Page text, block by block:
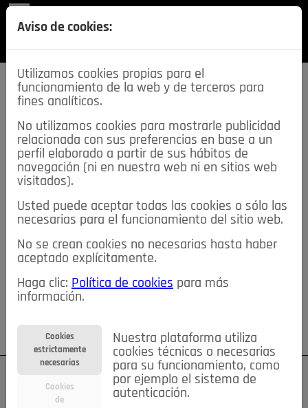
SECCIONES
descarga esta
REVISTA
≡NOTICIAS
NOTICIAS SERVICIOS DE INTERÉS
TABLÓN DE ANUNCIOS MIS ANUNCIOS CONTACTO
NOSOTROS
Su cuenta Regístrese ¿Olvidó su contraseña?
Aviso de cookies:
Utilizamos cookies propias para el
funcionamiento de la web y de terceros para
fines analíticos.
No utilizamos cookies para mostrarle publicidad
relacionada con sus preferencias en base a un
perfil elaborado a partir de sus hábitos de
navegación (ni en nuestra web ni en sitios web
visitados).
Usted puede aceptar todas las cookies o sólo las
necesarias para el funcionamiento del sitio web.
No se crean cookies no necesarias hasta haber
aceptado explícitamente.
Haga clic: Política de cookies para más
información.
Cookies
estrictamente
necesarias
Cookies
de
Nuestra plataforma utiliza
cookies técnicas o necesarias
para su funcionamiento, como
por ejemplo el sistema de
autenticación.